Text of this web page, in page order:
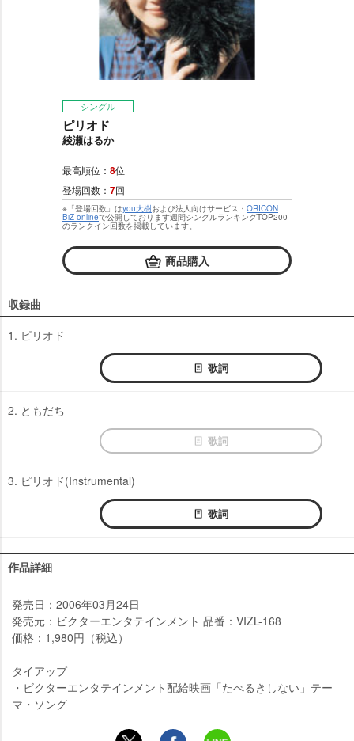
シングル
ピリオド
綾瀬はるか
最高順位： 8位
登場回数： 7回
※「登場回数」はyou大樹および法人向けサービス・ ORICON
BiZ onlineで公開しております週間シングルランキングTOP200
のランクイン回数を掲載しています。
商品購入
収録曲
1. ピリオド
歌詞
2. ともだち
歌詞
3. ピリオド(Instrumental)
歌詞
作品詳細
発売日：2006年03月24日
発売元：ビクターエンタテインメント 品番：VIZL-168
価格：1,980円（税込）
タイアップ
・ビクターエンタテインメント配給映画「たべるきしない」テー
マ・ソング